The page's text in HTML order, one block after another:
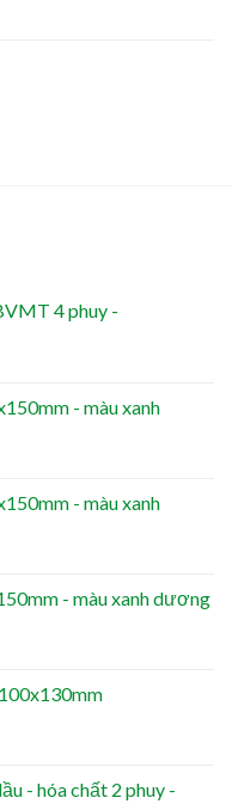
4 phuy -
- màu xanh
- màu xanh
- màu xanh dương
- hóa chất 2 phuy -